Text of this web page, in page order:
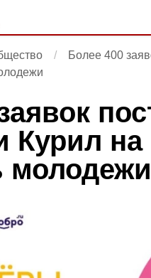
Более 400
Курил
молодежи